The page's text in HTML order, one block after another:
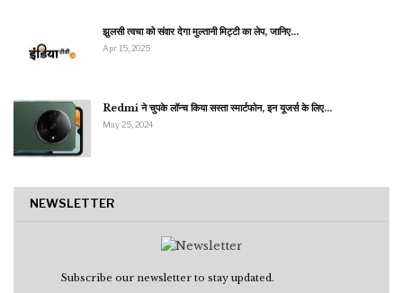
झुलसी त्वचा को संवार देगा मुल्तानी मिट्टी का लेप, जानिए…
Apr 15, 2025
Redmi ने चुपके लॉन्च किया सस्ता स्मार्टफोन, इन यूजर्स के लिए…
May 25, 2024
NEWSLETTER
Subscribe our newsletter to stay updated.